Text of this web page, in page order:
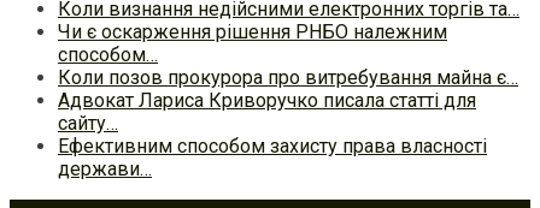
Коли визнання недійсними електронних торгів та…
Чи є оскарження рішення РНБО належним
способом…
Коли позов прокурора про витребування майна є…
Адвокат Лариса Криворучко писала статті для
сайту…
Ефективним способом захисту права власності
держави…